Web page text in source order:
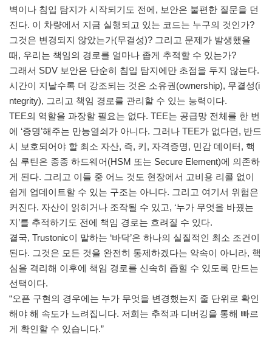
벽이나 침입 탐지가 시작되기도 전에, 보안은 불편한 질문을 던
진다. 이 차량에서 지금 실행되고 있는 코드는 누구의 것인가?
그것은 변경되지 않았는가(무결성)? 그리고 문제가 발생했을
때, 우리는 책임의 경로를 얼마나 좁게 추적할 수 있는가?
그래서 SDV 보안은 단순히 침입 탐지에만 초점을 두지 않는다.
시간이 지날수록 더 강조되는 것은 소유권(ownership), 무결성(i
ntegrity), 그리고 책임 경로를 관리할 수 있는 능력이다.
TEE의 역할을 과장할 필요는 없다. TEE는 공급망 전체를 한 번
에 ‘증명’해주는 만능열쇠가 아니다. 그러나 TEE가 없다면, 반드
시 보호되어야 할 최소 자산, 즉, 키, 자격증명, 민감 데이터, 핵
심 루틴은 종종 하드웨어(HSM 또는 Secure Element)에 의존하
게 된다. 그리고 이들 중 어느 것도 현장에서 고비용 리콜 없이
쉽게 업데이트할 수 있는 구조는 아니다. 그리고 여기서 위험은
커진다. 자산이 읽히거나 조작될 수 있고, ‘누가 무엇을 바꿨는
지’를 추적하기도 전에 책임 경로는 흐려질 수 있다.
결국, Trustonic이 말하는 ‘바닥’은 하나의 실질적인 최소 조건이
된다. 그것은 모든 것을 완전히 통제하겠다는 약속이 아니라, 핵
심을 격리해 이후에 책임 경로를 신속히 좁힐 수 있도록 만드는
선택이다.
“오픈 구현의 경우에는 누가 무엇을 변경했는지 줄 단위로 확인
해야 해 속도가 느려집니다. 저희는 추적과 디버깅을 통해 빠르
게 확인할 수 있습니다.”